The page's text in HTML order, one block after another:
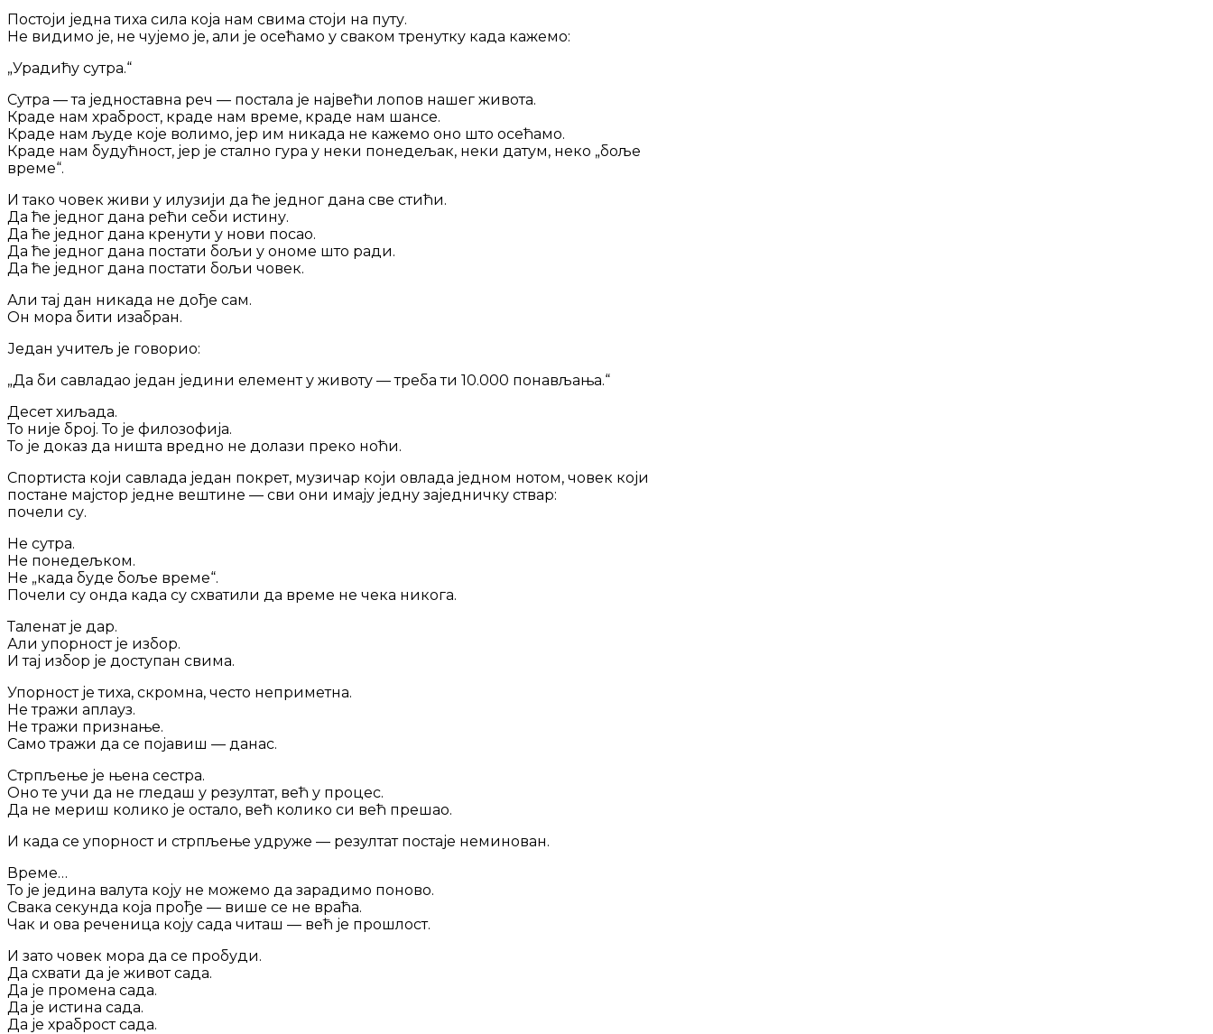
Постоји једна тиха сила која нам свима стоји на путу.
Не видимо је, не чујемо је, али је осећамо у сваком тренутку када кажемо:
„Урадићу сутра.“
Сутра — та једноставна реч — постала је највећи лопов нашег живота.
Краде нам храброст, краде нам време, краде нам шансе.
Краде нам људе које волимо, јер им никада не кажемо оно што осећамо.
Краде нам будућност, јер је стално гура у неки понедељак, неки датум, неко „боље
време“.
И тако човек живи у илузији да ће једног дана све стићи.
Да ће једног дана рећи себи истину.
Да ће једног дана кренути у нови посао.
Да ће једног дана постати бољи у ономе што ради.
Да ће једног дана постати бољи човек.
Али тај дан никада не дође сам.
Он мора бити изабран.
Један учитељ је говорио:
„Да би савладао један једини елемент у животу — треба ти 10.000 понављања.“
Десет хиљада.
То није број. То је филозофија.
То је доказ да ништа вредно не долази преко ноћи.
Спортиста који савлада један покрет, музичар који овлада једном нотом, човек који
постане мајстор једне вештине — сви они имају једну заједничку ствар:
почели су.
Не сутра.
Не понедељком.
Не „када буде боље време“.
Почели су онда када су схватили да време не чека никога.
Таленат је дар.
Али упорност је избор.
И тај избор је доступан свима.
Упорност је тиха, скромна, често неприметна.
Не тражи аплауз.
Не тражи признање.
Само тражи да се појавиш — данас.
Стрпљење је њена сестра.
Оно те учи да не гледаш у резултат, већ у процес.
Да не мериш колико је остало, већ колико си већ прешао.
И када се упорност и стрпљење удруже — резултат постаје неминован.
Време…
То је једина валута коју не можемо да зарадимо поново.
Свака секунда која прође — више се не враћа.
Чак и ова реченица коју сада читаш — већ је прошлост.
И зато човек мора да се пробуди.
Да схвати да је живот сада.
Да је промена сада.
Да је истина сада.
Да је храброст сада.